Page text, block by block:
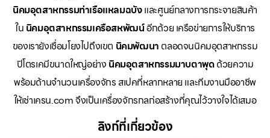
นิคมอุตสาหกรรมท่าเรือแหลมฉบังและศูนย์กลางการกระจายสินค้า
ใน นิคมอุตสาหกรรมเครือสหพัฒน์อีกด้วย เครือข่ายการให้บริการ
ของเรายังเชื่อมโยงไปถึงเขต นิคมพัฒนา ตลอดจนนิคมอุตสาหกรรม
ปิโตรเคมีขนาดใหญ่อย่าง นิคมอุตสาหกรรมมาบตาพุดด้วยความ
พร้อมด้านจำนวนเครื่องจักร สเปคที่หลากหลาย และทีมงานมืออาชีพ
ให้เช่าเครน.com จึงเป็นเครื่องจักรกลก่อสร้างที่คุณไว้วางใจได้เสมอ
ลิงก์ที่เกี่ยวข้อง